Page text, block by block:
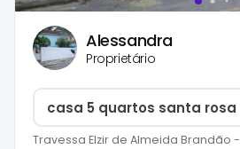
Alessandra
Proprietário
casa 5 quartos santa rosa
Travessa Elzir de Almeida Brandão -